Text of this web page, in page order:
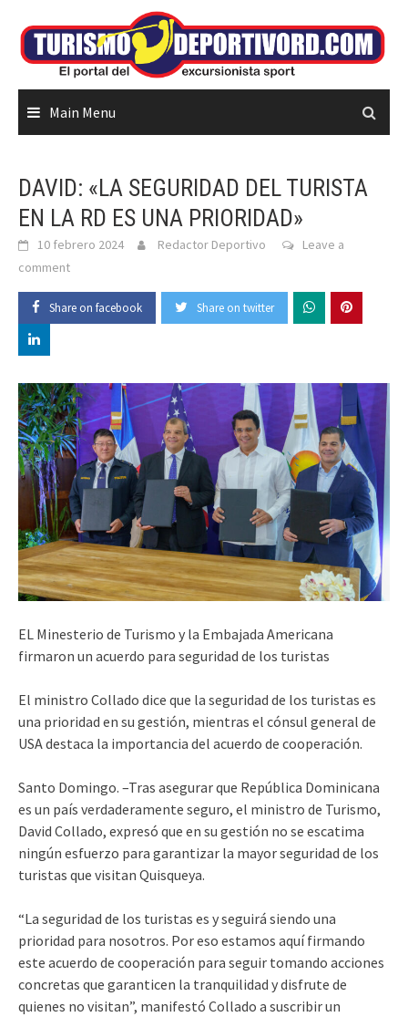
content
Main Menu
DAVID: «LA SEGURIDAD DEL TURISTA
EN LA RD ES UNA PRIORIDAD»
10 febrero 2024 Redactor Deportivo
Leave a
comment
Share on facebook Share on twitter
EL Minesterio de Turismo y la Embajada Americana
firmaron un acuerdo para seguridad de los turistas
El ministro Collado dice que la seguridad de los turistas es
una prioridad en su gestión, mientras el cónsul general de
USA destaca la importancia del acuerdo de cooperación.
Santo Domingo. –Tras asegurar que República Dominicana
es un país verdaderamente seguro, el ministro de Turismo,
David Collado, expresó que en su gestión no se escatima
ningún esfuerzo para garantizar la mayor seguridad de los
turistas que visitan Quisqueya.
“La seguridad de los turistas es y seguirá siendo una
prioridad para nosotros. Por eso estamos aquí firmando
este acuerdo de cooperación para seguir tomando acciones
concretas que garanticen la tranquilidad y disfrute de
quienes no visitan”, manifestó Collado a suscribir un